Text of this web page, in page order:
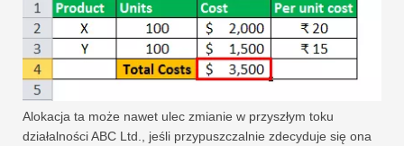
Alokacja ta może nawet ulec zmianie w przyszłym toku
działalności ABC Ltd., jeśli przypuszczalnie zdecyduje się ona